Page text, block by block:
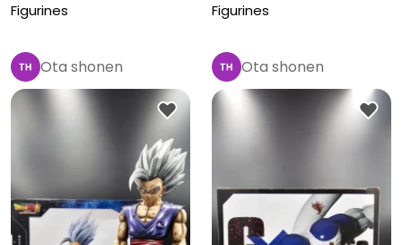
Figurines
Figurines
Ota shonen Ota shonen